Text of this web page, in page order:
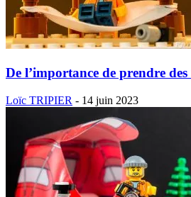
De l’importance de prendre des
Loïc TRIPIER - 14 juin 2023